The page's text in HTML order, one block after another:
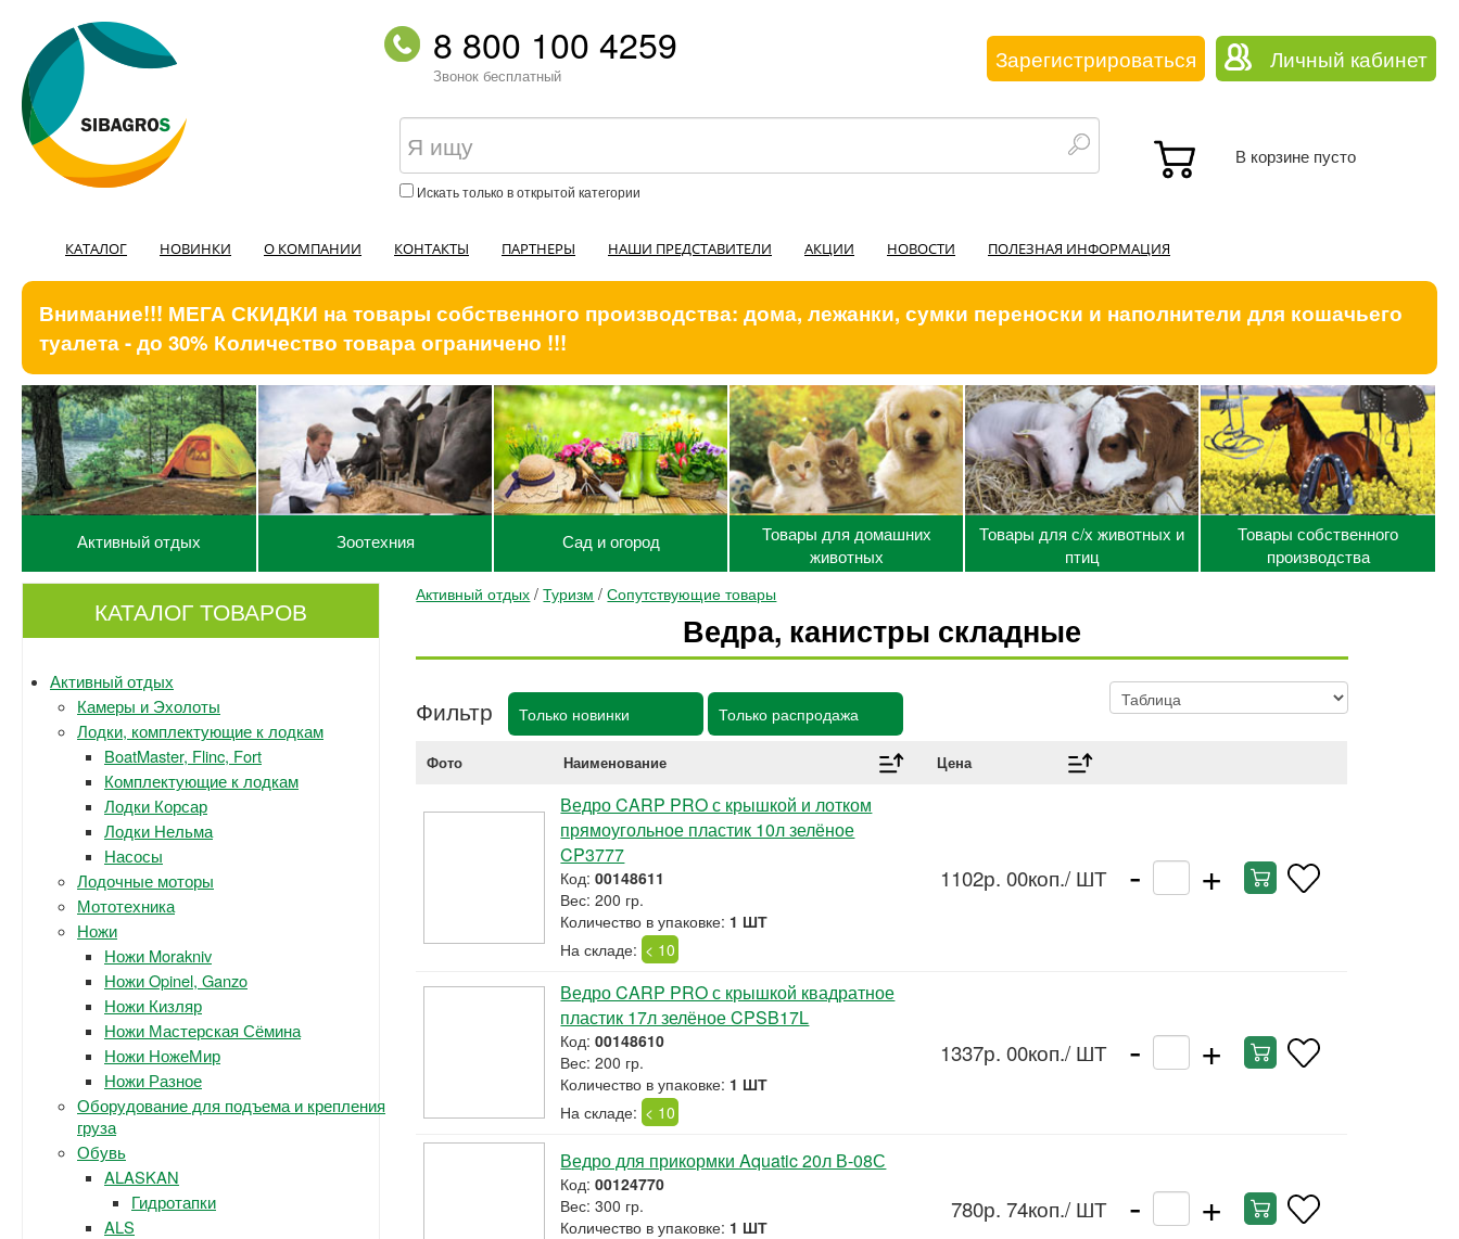
8 800 100 4259
Звонок бесплатный
Зарегистрироваться Личный кабинет
Искать только в открытой категории
В корзине пусто
КАТАЛОГ НОВИНКИ О КОМПАНИИ КОНТАКТЫ ПАРТНЕРЫ НАШИ ПРЕДСТАВИТЕЛИ АКЦИИ НОВОСТИ ПОЛЕЗНАЯ ИНФОРМАЦИЯ
Внимание!!! МЕГА СКИДКИ на товары собственного производства: дома, лежанки, сумки переноски и наполнители для кошачьего
туалета - до 30% Количество товара ограничено !!!
Активный отдых Зоотехния Сад и огород
Товары для домашних
животных
Товары для с/х животных и
птиц
Товары собственного
производства
КАТАЛОГ ТОВАРОВ
Активный отдых
Камеры и Эхолоты
Лодки, комплектующие к лодкам
BoatMaster, Flinc, Fort
Комплектующие к лодкам
Лодки Корсар
Лодки Нельма
Насосы
Лодочные моторы
Мототехника
Ножи
Ножи Morakniv
Ножи Opinel, Ganzo
Ножи Кизляр
Ножи Мастерская Сёмина
Ножи НожеМир
Ножи Разное
Оборудование для подъема и крепления
груза
Обувь
ALASKAN
Гидротапки
ALS
Активный отдых /Туризм /Сопутствующие товары
Ведра, канистры складные
Фильтр Только новинки Только распродажа
Фото Наименование Цена
Ведро CARP PRO с крышкой и лотком
прямоугольное пластик 10л зелёное
CP3777
Код:00148611
Вес: 200 гр.
Количество в упаковке: 1 ШТ
На складе: < 10
1102р. 00коп./ ШТ - +
Ведро CARP PRO с крышкой квадратное
пластик 17л зелёное CPSB17L
Код:00148610
Вес: 200 гр.
Количество в упаковке: 1 ШТ
На складе: < 10
1337р. 00коп./ ШТ - +
Ведро для прикормки Aquatic 20л В-08С
Код:00124770
Вес: 300 гр.
Количество в упаковке: 1 ШТ
780р. 74коп./ ШТ - +